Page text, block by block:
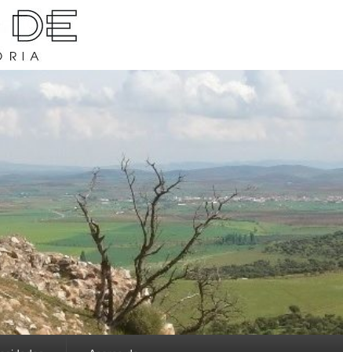
y su historia